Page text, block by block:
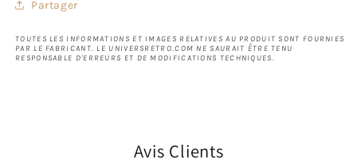
Partager
TOUTES LES INFORMATIONS ET IMAGES RELATIVES AU PRODUIT SONT FOURNIES
PAR LE FABRICANT. LE UNIVERSRETRO.COM NE SAURAIT ÊTRE TENU
RESPONSABLE D'ERREURS ET DE MODIFICATIONS TECHNIQUES.
Avis Clients